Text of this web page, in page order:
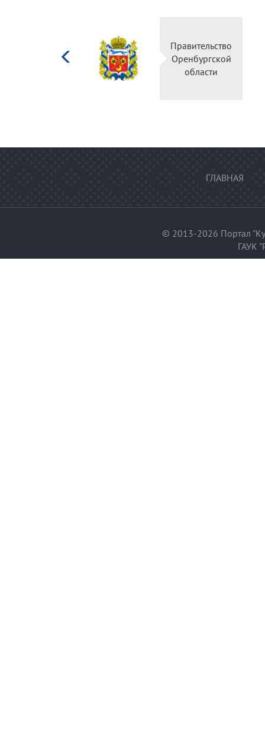
Министерство
культуры
Российской
федерации
ГЛАВНАЯ
© 2013-2026 Портал
ГАУК